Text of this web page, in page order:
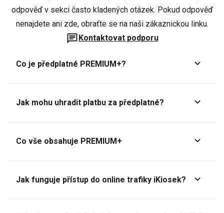
odpověď v sekci často kladených otázek. Pokud odpověď
nenajdete ani zde, obraťte se na naši zákaznickou linku.
Kontaktovat podporu
Co je předplatné PREMIUM+?
Jak mohu uhradit platbu za předplatné?
Co vše obsahuje PREMIUM+
Jak funguje přístup do online trafiky iKiosek?